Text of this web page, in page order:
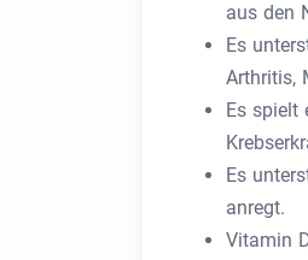
aus den
Es
Arthritis,
Es spielt
Es
anregt.
Vitamin